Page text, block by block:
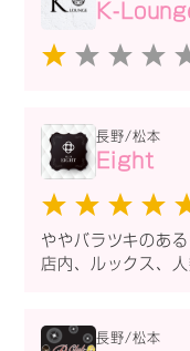
K-
長野/松本
Eight
ややバラツキのあ
店内、ルックス、
長野/松本